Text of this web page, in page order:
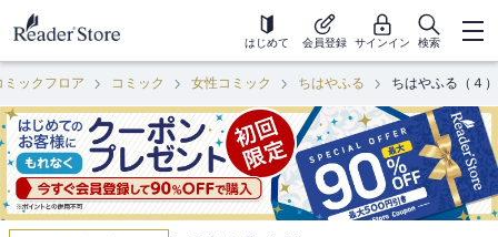
はじめて 会員登録 サインイン 検索
ミックフロア コミック 女性コミック ちはやふる ちはやふる（４）